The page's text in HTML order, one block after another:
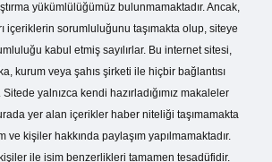
yükümlülüğümüz bulunmamaktadır. Ancak,
içeriklerin sorumluluğunu taşımakta olup, siteye
kabul etmiş sayılırlar. Bu internet sitesi,
kurum veya şahıs şirketi ile hiçbir bağlantısı
yalnızca kendi hazırladığımız makaleler
yer alan içerikler haber niteliği taşımamakta
ve kişiler hakkında paylaşım yapılmamaktadır.
ile isim benzerlikleri tamamen tesadüfidir.